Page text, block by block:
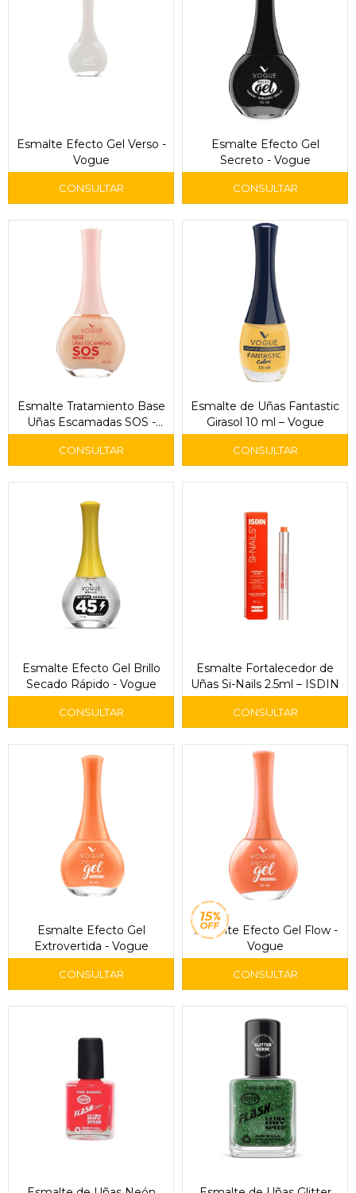
Esmalte Efecto Gel Verso -
Vogue
Esmalte Efecto Gel
Secreto - Vogue
Esmalte Tratamiento Base
Uñas Escamadas SOS -
Vogue
Esmalte de Uñas Fantastic
Girasol 10 ml – Vogue
Esmalte Efecto Gel Brillo
Secado Rápido - Vogue
Esmalte Fortalecedor de
Uñas Si-Nails 2.5ml – ISDIN
Esmalte Efecto Gel
Extrovertida - Vogue
Esmalte Efecto Gel Flow -
Vogue